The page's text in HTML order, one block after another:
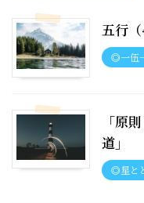
五行（
◎一伍
「原
道」
◎星と